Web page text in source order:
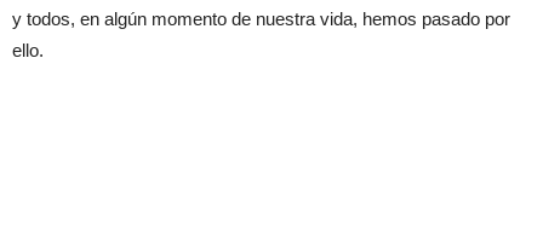
y todos, en algún momento de nuestra vida, hemos pasado por
ello.